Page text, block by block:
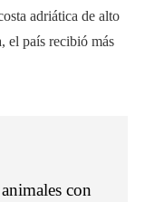
adriática de alto
el país recibió más
con